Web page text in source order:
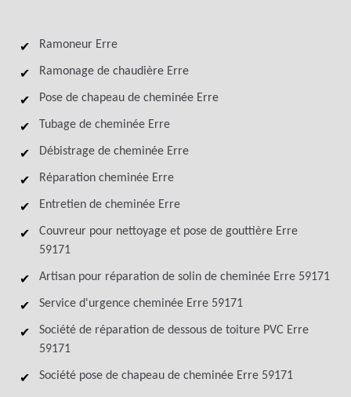
Ramoneur Erre
Ramonage de chaudière Erre
Pose de chapeau de cheminée Erre
Tubage de cheminée Erre
Débistrage de cheminée Erre
Réparation cheminée Erre
Entretien de cheminée Erre
Couvreur pour nettoyage et pose de gouttière Erre
59171
Artisan pour réparation de solin de cheminée Erre 59171
Service d'urgence cheminée Erre 59171
Société de réparation de dessous de toiture PVC Erre
59171
Société pose de chapeau de cheminée Erre 59171